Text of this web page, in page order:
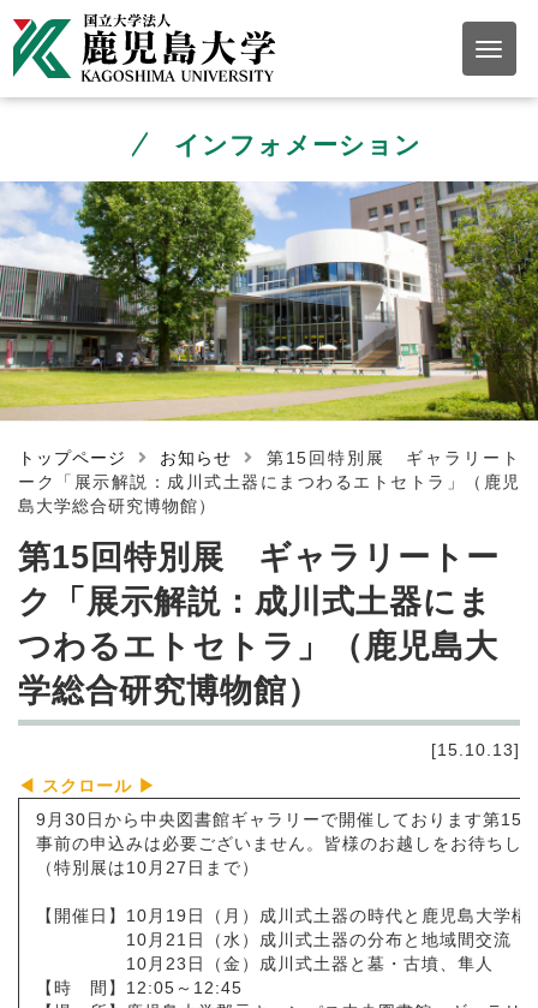
インフォメーション
トップページ お知らせ
第15回特別展 ギャラリート
ーク「展示解説：成川式土器にまつわるエトセトラ」（鹿児
島大学総合研究博物館）
第15回特別展 ギャラリートー
ク「展示解説：成川式土器にま
つわるエトセトラ」（鹿児島大
学総合研究博物館）
[15.10.13]
9月30日から中央図書館ギャラリーで開催しております第15
事前の申込みは必要ございません。皆様のお越しをお待ちし
（特別展は10月27日まで）
【開催日】10月19日（月）成川式土器の時代と鹿児島大学構
10月21日（水）成川式土器の分布と地域間交流
10月23日（金）成川式土器と墓・古墳、隼人
【時 間】12:05～12:45